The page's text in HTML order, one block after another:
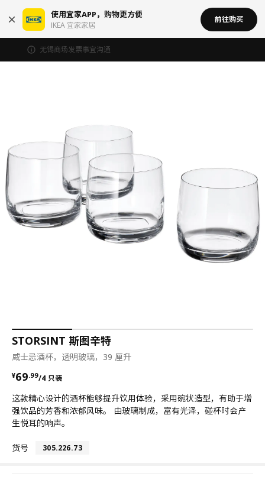
使用宜家APP，购物更方便
IKEA 宜家家居
前往购买
无锡商场发票事宜沟通
STORSINT 斯图辛特
威士忌酒杯，透明玻璃，39 厘升
¥69.99/4 只装
¥ 69.99/4 只装
这款精心设计的酒杯能够提升饮用体验，采用碗状造型，有助于增
强饮品的芳香和浓郁风味。 由玻璃制成，富有光泽，碰杯时会产
生悦耳的响声。
货号 305.226.73